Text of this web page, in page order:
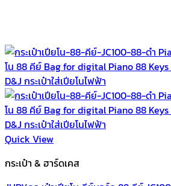
Quick View
กระเป๋า & ฮาร์ดเคส